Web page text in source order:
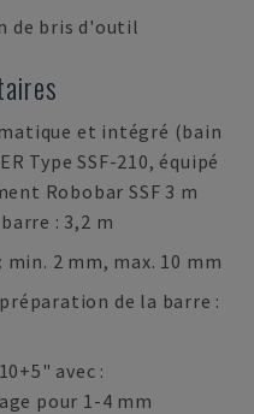
de bris d'outil
et intégré (bain
Type SSF-210, équipé
Robobar SSF 3 m
: 3,2 m
min. 2 mm, max. 10 mm
de la barre :
avec :
pour 1-4 mm